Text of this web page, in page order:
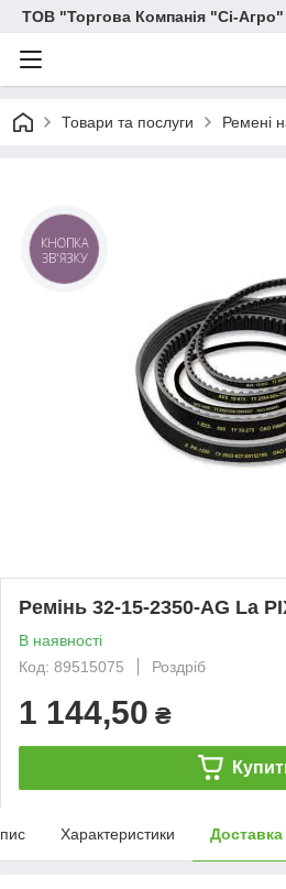
ТОВ "Торгова Компанія "Сі-Агро"
Товари та послуги Ремені
Ремінь 32-15-2350-AG La
В наявності
Код: 89515075
Роздріб
1 144,50 ₴
Характеристики Доставка
КНОПКА
ЗВ'ЯЗКУ